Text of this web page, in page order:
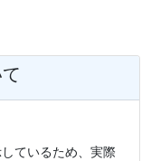
ているため、実際